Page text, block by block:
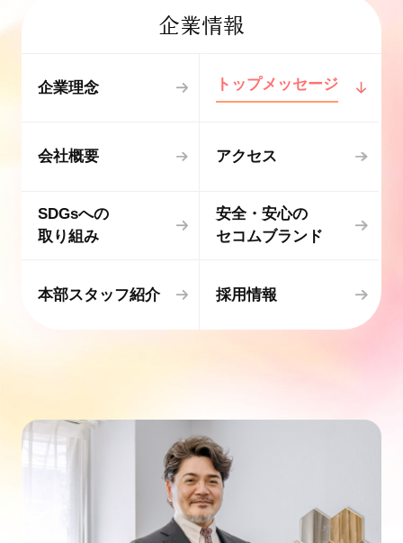
企業情報
企業理念 トップメッセージ
会社概要 アクセス
SDGsへの
取り組み
安全・安心の
セコムブランド
本部スタッフ紹介 採用情報